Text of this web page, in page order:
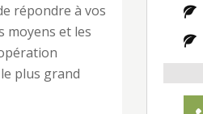
répondre à vos
moyens et les
plus grand